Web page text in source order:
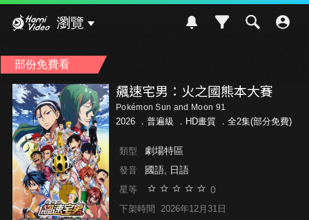
瀏覽
部份免費看
飆速宅男：火之國熊本大賽
Pokémon Sun and Moon 91
2026 ． 普遍級 ．HD畫質 ．全2集(部分免費)
類型 劇場特區
發音 國語, 日語
星等 0
下架時間 2026年12月31日